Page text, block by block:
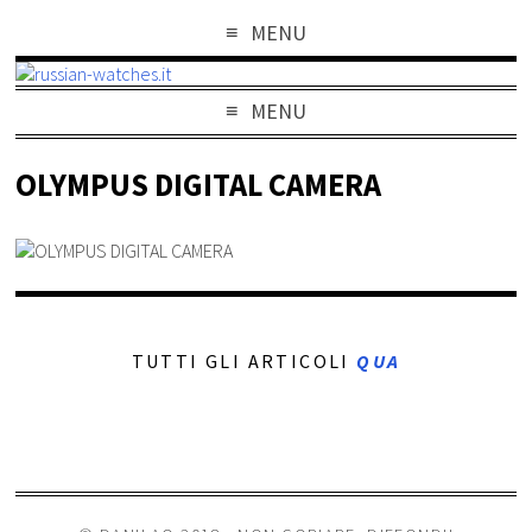
MENU
MENU
OLYMPUS DIGITAL CAMERA
TUTTI GLI ARTICOLI QUA